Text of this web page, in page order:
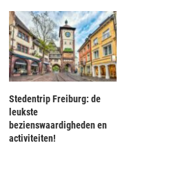
Stedentrip Freiburg: de
leukste
bezienswaardigheden en
activiteiten!